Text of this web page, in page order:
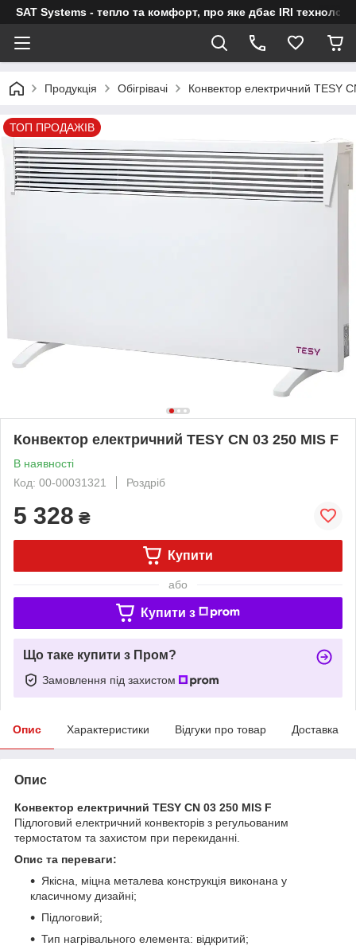
SAT Systems - тепло та комфорт, про яке дбає IRI технологія
Продукція Обігрівачі Конвектор електричний TESY
ТОП ПРОДАЖІВ
Конвектор електричний TESY CN 03 250 MIS F
В наявності
Код: 00-00031321
Роздріб
5 328 ₴
Купити
або
Купити з
Що таке купити з Пром?
Замовлення під захистом
Опис Характеристики Відгуки про товар Доставка
Опис
Конвектор електричний TESY CN 03 250 MIS F
Підлоговий електричний конвекторів з регульованим
термостатом та захистом при перекиданні.
Опис та переваги:
Якісна, міцна металева конструкція виконана у
класичному дизайні;
Підлоговий;
Тип нагрівального елемента: відкритий;